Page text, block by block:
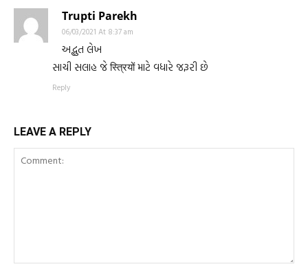
Trupti Parekh
06/03/2021 At 8:37 am
અદ્ભુત લેખ
સાચી સલાહ જે स्त्रियों માટે વધારે જરૂરી છે
Reply
LEAVE A REPLY